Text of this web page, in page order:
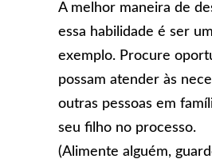
A melhor maneira de
essa habilidade é ser um
exemplo. Procure
possam atender às
outras pessoas em
seu filho no processo.
(Alimente alguém,